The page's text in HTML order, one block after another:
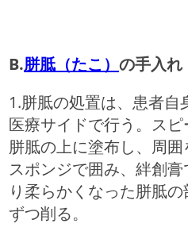
B.胼胝（たこ） の手入れ
1.胼胝の処置は、患者自
医療サイドで行う。ス
胼胝の上に塗布し、周
スポンジで囲み、絆創
り柔らかくなった胼胝
ずつ削る。